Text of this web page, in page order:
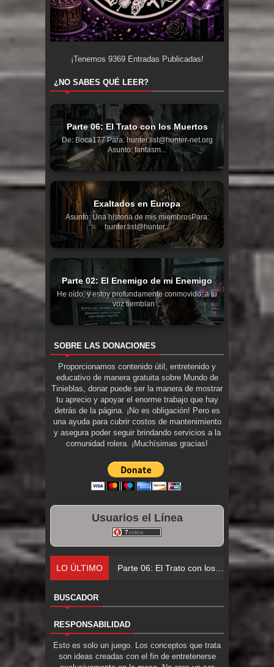
¡Tenemos 9369Entradas Publicadas!
¿NO SABES QUÉ LEER?
Parte 06: El Trato con los Muertos
De: Boca177 Para: hunter.list@hunter-net.org
Asunto: fantasm...
Exaltados en Europa
Asunto: Una historia de mis miembrosPara:
hunter.list@hunter...
Parte 02: El Enemigo de mi Enemigo
He oído, y estoy profundamente conmovido; a tu
voz tiemblan ...
SOBRE LAS DONACIONES
Proporcionamos contenido útil, entretenido y
educativo de manera gratuita sobre Mundo de
Tinieblas, donar puede ser la manera de mostrar
tu aprecio y apoyar el enorme trabajo que hay
detrás de la página. ¡No es obligación! Pero es
una ayuda para cubrir costos de mantenimiento
y asegura poder seguir brindando servicios a la
comunidad rolera. ¡Muchísimas gracias!
Usuarios el Línea
LO ÚLTIMO Parte 06: El Trato con los Muertos
BUSCADOR
RESPONSABILIDAD
Esto es solo un juego. Los conceptos que trata
son ideas creadas con el fin de entretenerse